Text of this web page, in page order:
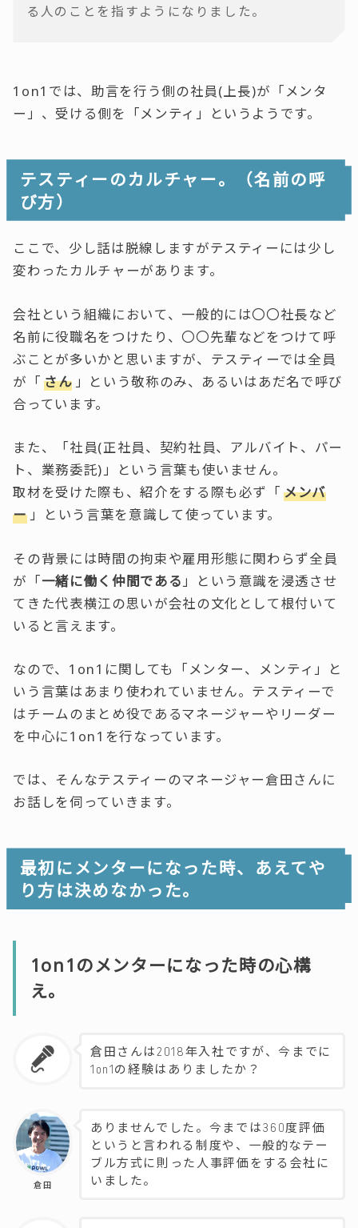
る人のことを指すようになりました。
1on1では、助言を行う側の社員(上長)が「メンタ
ー」、受ける側を「メンティ」というようです。
テスティーのカルチャー。（名前の呼
び方）
ここで、少し話は脱線しますがテスティーには少し
変わったカルチャーがあります。
会社という組織において、一般的には〇〇社長など
名前に役職名をつけたり、〇〇先輩などをつけて呼
ぶことが多いかと思いますが、テスティーでは全員
が「 さん 」という敬称のみ、あるいはあだ名で呼び
合っています。
また、「社員(正社員、契約社員、アルバイト、パー
ト、業務委託)」という言葉も使いません。
取材を受けた際も、紹介をする際も必ず「 メンバ
ー」という言葉を意識して使っています。
その背景には時間の拘束や雇用形態に関わらず全員
が「一緒に働く仲間である 」という意識を浸透させ
てきた代表横江の思いが会社の文化として根付いて
いると言えます。
なので、1on1に関しても「メンター、メンティ」と
いう言葉はあまり使われていません。テスティーで
はチームのまとめ役であるマネージャーやリーダー
を中心に1on1を行なっています。
では、そんなテスティーのマネージャー倉田さんに
お話しを伺っていきます。
最初にメンターになった時、あえてや
り方は決めなかった。
1on1のメンターになった時の心構
え。
倉田さんは2018年入社ですが、今までに
1on1の経験はありましたか？
倉田
ありませんでした。今までは360度評価
というと言われる制度や、一般的なテー
ブル方式に則った人事評価をする会社に
いました。